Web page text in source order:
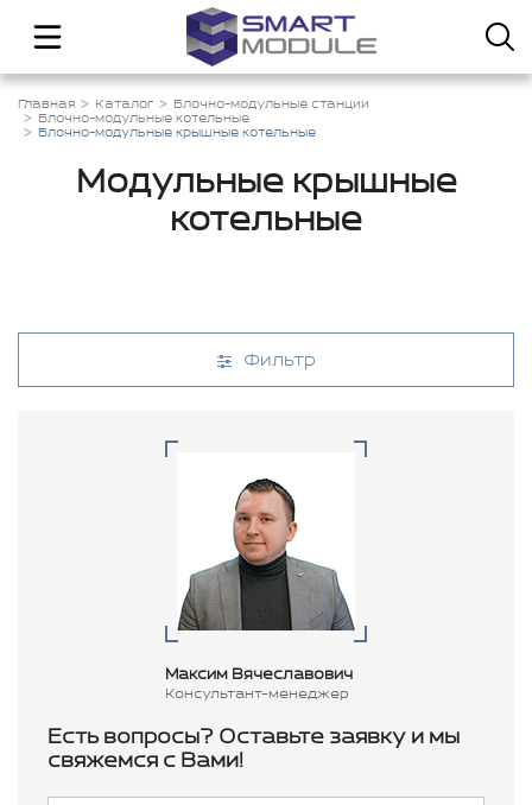
Главная Каталог
Блочно-модульные станции
Блочно-модульные котельные
Блочно-модульные крышные котельные
Модульные крышные
котельные
Фильтр
Максим Вячеславович
Консультант-менеджер
Есть вопросы? Оставьте заявку и мы
свяжемся с Вами!